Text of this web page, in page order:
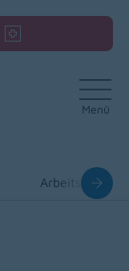
Menü
Arbeitsmedizin